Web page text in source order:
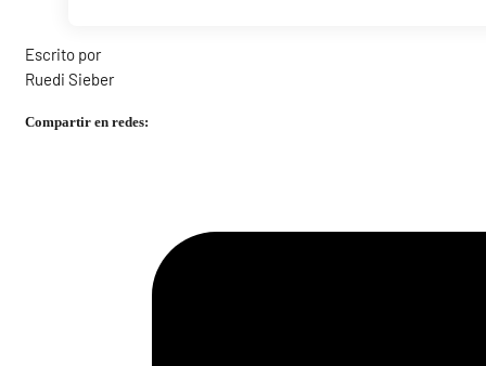
Escrito por
Ruedi Sieber
Compartir en redes: